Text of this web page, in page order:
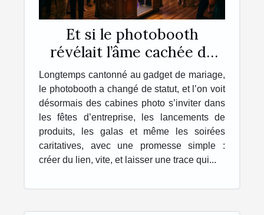
Et si le photobooth
révélait l’âme cachée de
vos événements ?
Longtemps cantonné au gadget de mariage,
le photobooth a changé de statut, et l’on voit
désormais des cabines photo s’inviter dans
les fêtes d’entreprise, les lancements de
produits, les galas et même les soirées
caritatives, avec une promesse simple :
créer du lien, vite, et laisser une trace qui...